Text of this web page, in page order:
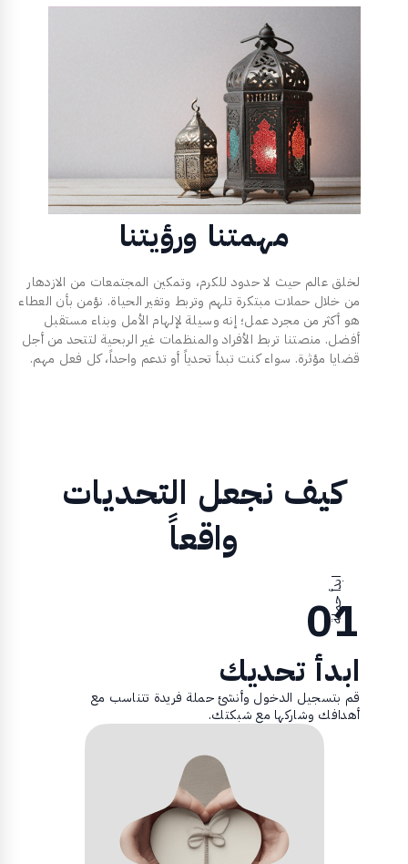
مهمتنا ورؤيتنا
لخلق عالم حيث لا حدود للكرم، وتمكين المجتمعات من الازدهار
من خلال حملات مبتكرة تلهم وتربط وتغير الحياة. نؤمن بأن العطاء
هو أكثر من مجرد عمل؛ إنه وسيلة لإلهام الأمل وبناء مستقبل
أفضل. منصتنا تربط الأفراد والمنظمات غير الربحية لتتحد من أجل
قضايا مؤثرة. سواء كنت تبدأ تحدياً أو تدعم واحداً، كل فعل مهم.
كيف نجعل التحديات
واقعاً
ابدأ حملة
01
ابدأ تحديك
قم بتسجيل الدخول وأنشئ حملة فريدة تتناسب مع
أهدافك وشاركها مع شبكتك.